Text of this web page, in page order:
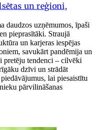
un reģioni,
daudzos uzņēmumos, īpaši
pieprasītāki. Straujā
un karjeras iespējas
savukārt pandēmija un
pretēju tendenci – cilvēki
dzīvi un strādāt
lai piesaistītu
pārvilināšanas